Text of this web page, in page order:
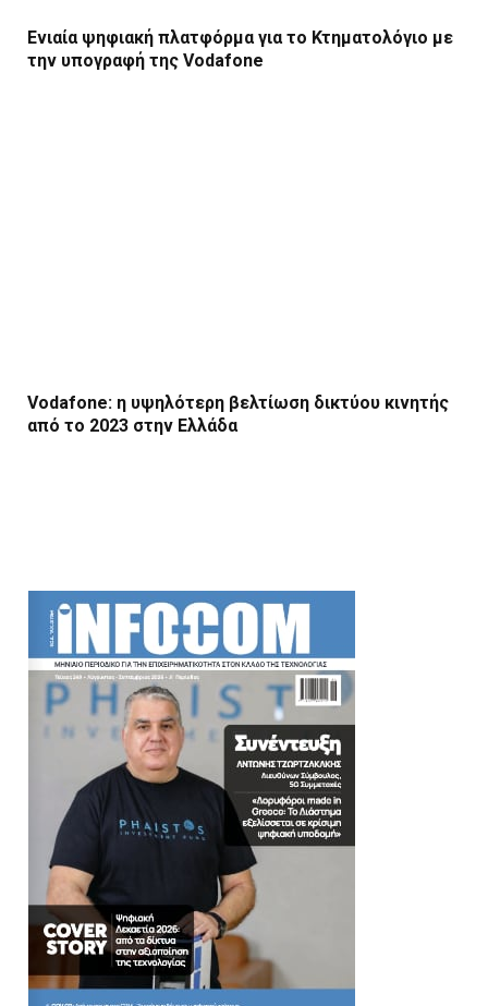
Ενιαία ψηφιακή πλατφόρμα για το Κτηματολόγιο με
την υπογραφή της Vodafone
Vodafone: η υψηλότερη βελτίωση δικτύου κινητής
από το 2023 στην Ελλάδα